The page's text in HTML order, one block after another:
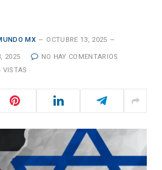
MX OCTUBRE 13, 2025
2025
NO HAY COMENTARIOS
VISTAS